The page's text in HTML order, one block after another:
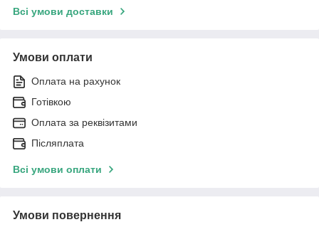
Всі умови доставки
Умови оплати
Оплата на рахунок
Готівкою
Оплата за реквізитами
Післяплата
Всі умови оплати
Умови повернення